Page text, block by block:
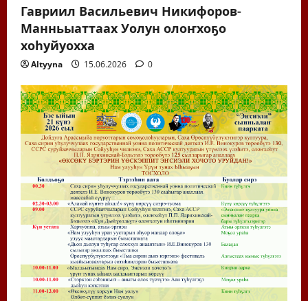
Гавриил Васильевич Никифоров-
Манньыаттаах Уолун олоҥхоҕо
хоһуйуохха
Altyyna 15.06.2026 0